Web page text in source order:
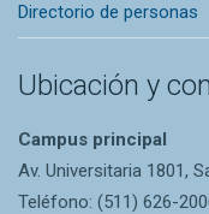
Directorio de personas
Ubicación y
Campus principal
Av. Universitaria 1801,
Teléfono: (511) 626-